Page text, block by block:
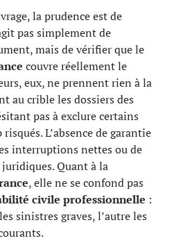
la prudence est de
pas simplement de
mais de vérifier que le
couvre réellement le
eux, ne prennent rien à la
au crible les dossiers des
pas à exclure certains
L’absence de garantie
interruptions nettes ou de
Quant à la
, elle ne se confond pas
civile professionnelle :
sinistres graves, l’autre les